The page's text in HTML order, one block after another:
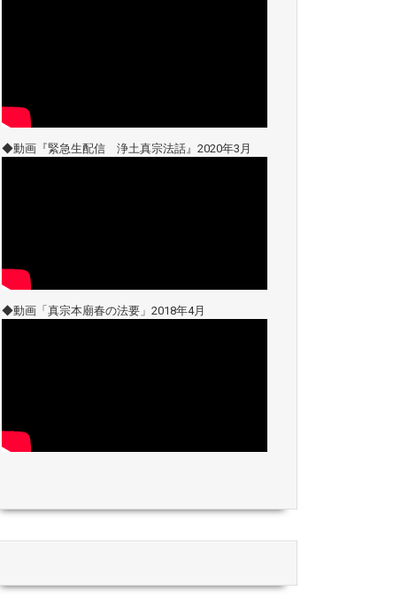
◆動画『緊急生配信 浄土真宗法話』2020年3月
◆動画「真宗本廟春の法要」2018年4月